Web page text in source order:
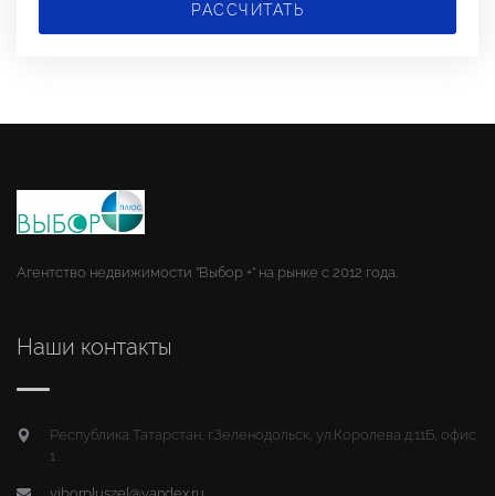
РАССЧИТАТЬ
Агентство недвижимости "Выбор +" на рынке с 2012 года.
Наши контакты
Республика Татарстан, г.Зеленодольск, ул.Королева д.11Б, офис
1